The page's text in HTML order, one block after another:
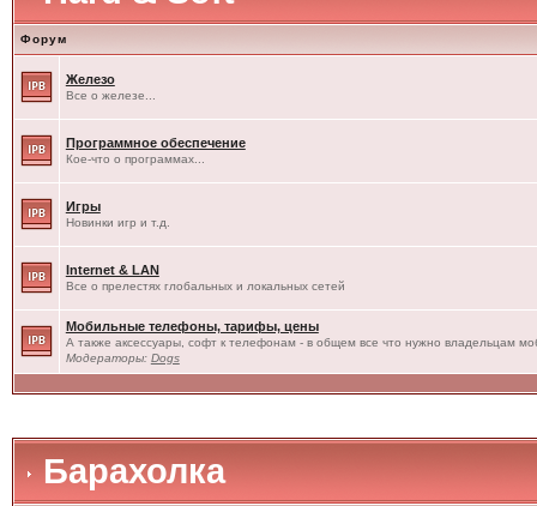
Форум
Железо
Все о железе...
Программное обеспечение
Кое-что о программах...
Игры
Новинки игр и т.д.
Internet & LAN
Все о прелестях глобальных и локальных сетей
Мобильные телефоны, тарифы, цены
А также аксессуары, софт к телефонам - в общем все что нужно владельцам
Модераторы: Dogs
Барахолка